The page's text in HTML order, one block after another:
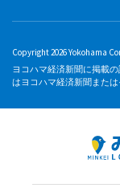
Copyright 2026 Yokohama
ヨコハマ経済新聞に掲載
はヨコハマ経済新聞または